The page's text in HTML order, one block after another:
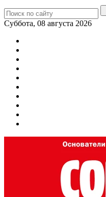
Суббота, 08 августа 2026